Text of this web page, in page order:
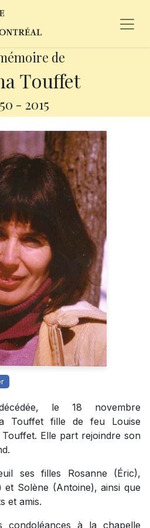
de
Touffet
- 2015
le 18 novembre
Touffet fille de feu Louise
Elle part rejoindre son
ses filles Rosanne (Éric),
et Solène (Antoine), ainsi que
et amis.
condoléances à la chapelle